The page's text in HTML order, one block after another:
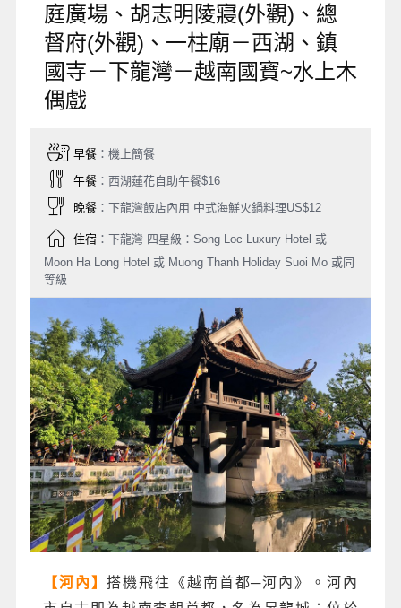
庭廣場、胡志明陵寢(外觀)、總
督府(外觀)、一柱廟－西湖、鎮
國寺－下龍灣－越南國寶~水上木
偶戲
早餐：機上簡餐
午餐：西湖蓮花自助午餐$16
晚餐：下龍灣飯店內用 中式海鮮火鍋料理US$12
住宿：下龍灣 四星級：Song Loc Luxury Hotel 或
Moon Ha Long Hotel 或 Muong Thanh Holiday Suoi Mo 或同
等級
【河內】搭機飛往《越南首都─河內》。河內